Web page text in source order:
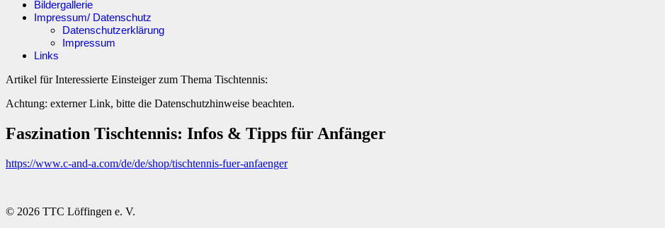
Bildergallerie
Impressum/ Datenschutz
Datenschutzerklärung
Impressum
Links
Artikel für Interessierte Einsteiger zum Thema Tischtennis:
Achtung: externer Link, bitte die Datenschutzhinweise beachten.
Faszination Tischtennis: Infos & Tipps für Anfänger
https://www.c-and-a.com/de/de/shop/tischtennis-fuer-anfaenger
© 2026 TTC Löffingen e. V.